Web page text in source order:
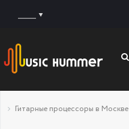
Гитарные процессоры в Москве